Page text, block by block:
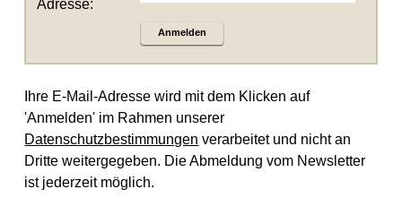
Adresse:
Anmelden
Ihre E-Mail-Adresse wird mit dem Klicken auf
'Anmelden' im Rahmen unserer
Datenschutzbestimmungen verarbeitet und nicht an
Dritte weitergegeben. Die Abmeldung vom Newsletter
ist jederzeit möglich.